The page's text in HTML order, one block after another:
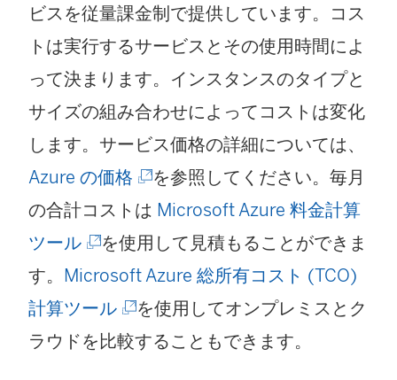
)
開
く
ウ
で
リ
ン
ク
が
開
く
)
ビスを従量課金制で提供しています。コス
トは実行するサービスとその使用時間によ
って決まります。インスタンスのタイプと
サイズの組み合わせによってコストは変化
します。サービス価格の詳細については、
Azure の価格 (
新
し
い
ウ
ィ
を参照してください。毎月
の合計コストは Microsoft Azure 料金計算
ツール(
新
し
い
を使用して見積もることができま
す。 Microsoft Azure 総所有コスト (TCO)
計算ツール(
新
を使用してオンプレミスとク
ラウドを比較することもできます。